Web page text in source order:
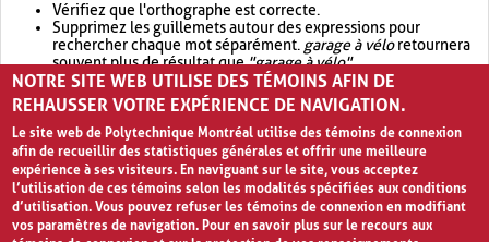
Vérifiez que l'orthographe est correcte.
Supprimez les guillemets autour des expressions pour
rechercher chaque mot séparément. garage à véloretournera
souvent plus de résultat que"garage à vélo".
Envisagez d'élargir votre recherche avec OR.garage OR vélo
retournera souvent plus de résultat quegarage à vélo
NOTRE SITE WEB UTILISE DES TÉMOINS AFIN DE
REHAUSSER VOTRE EXPÉRIENCE DE NAVIGATION.
Le site web de Polytechnique Montréal utilise des témoins de connexion
afin de recueillir des statistiques générales et offrir une meilleure
expérience à ses visiteurs. En naviguant sur le site, vous acceptez
l’utilisation de ces témoins selon les modalités spécifiées aux conditions
d’utilisation. Vous pouvez refuser les témoins de connexion en modifiant
vos paramètres de navigation. Pour en savoir plus sur le recours aux